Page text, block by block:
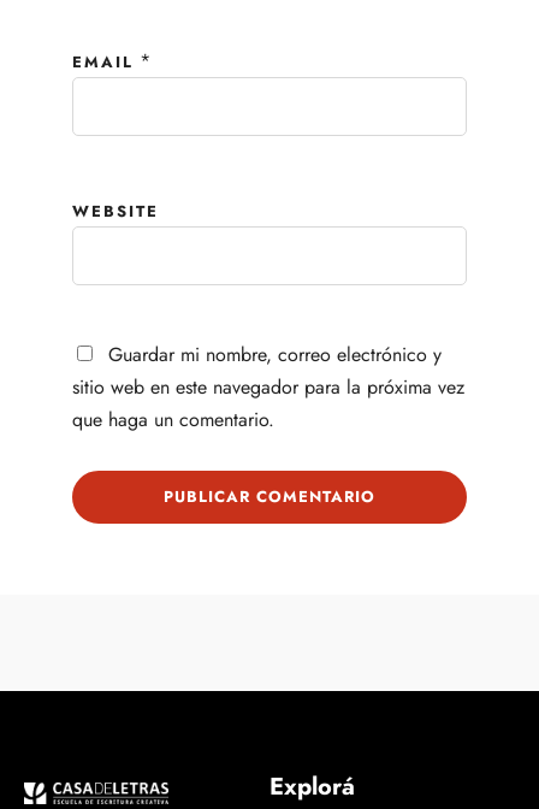
EMAIL *
WEBSITE
Guardar mi nombre, correo electrónico y
sitio web en este navegador para la próxima vez
que haga un comentario.
Explorá